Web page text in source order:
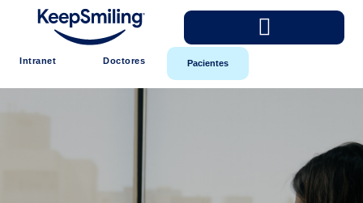
Intranet Doctores Pacientes